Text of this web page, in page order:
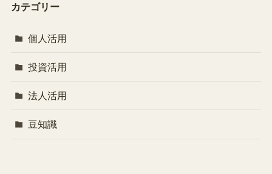
カテゴリー
個人活用
投資活用
法人活用
豆知識